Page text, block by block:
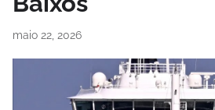
maio 22, 2026